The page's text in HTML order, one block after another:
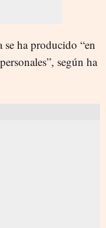
se ha producido “en
según ha